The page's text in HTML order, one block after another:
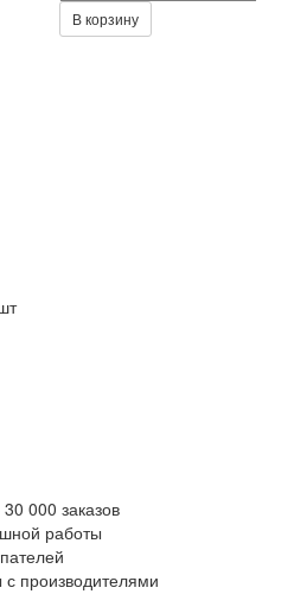
В корзину
000 заказов
работы
производителями